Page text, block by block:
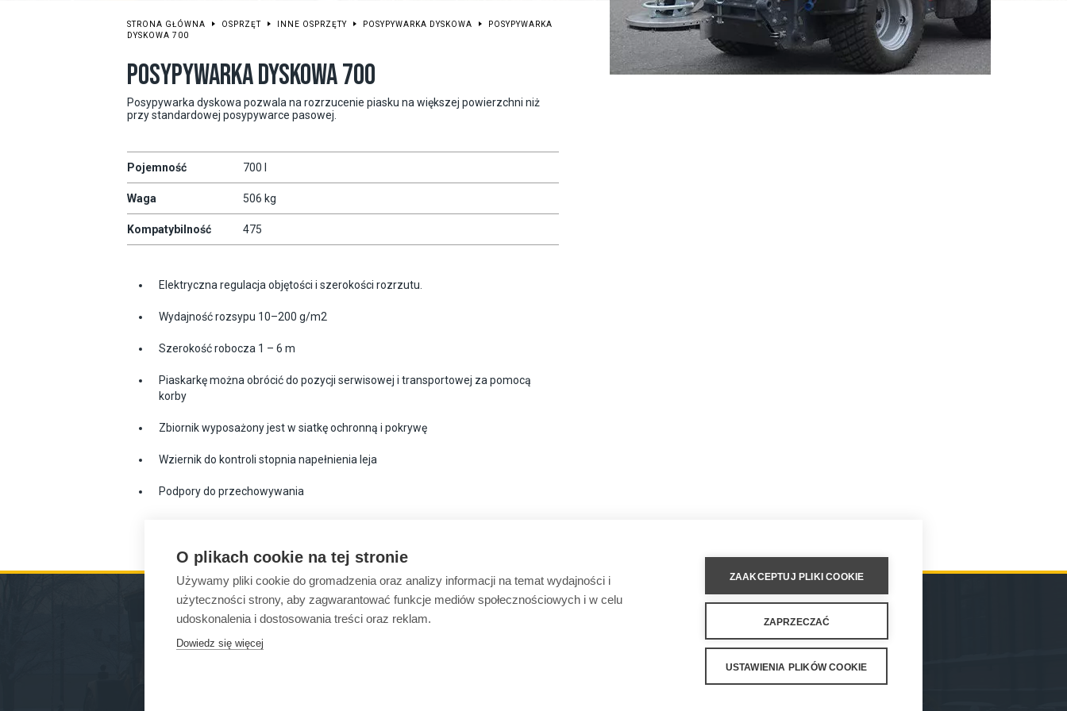
STRONA GŁÓWNA OSPRZĘT INNE OSPRZĘTY POSYPYWARKA DYSKOWA
POSYPYWARKA
DYSKOWA 700
POSYPYWARKA DYSKOWA 700
Posypywarka dyskowa pozwala na rozrzucenie piasku na większej powierzchni niż
przy standardowej posypywarce pasowej.
Pojemność 700 l
Waga 506 kg
Kompatybilność 475
Elektryczna regulacja objętości i szerokości rozrzutu.
Wydajność rozsypu 10–200 g/m2
Szerokość robocza 1 – 6 m
Piaskarkę można obrócić do pozycji serwisowej i transportowej za pomocą
korby
Zbiornik wyposażony jest w siatkę ochronną i pokrywę
Wziernik do kontroli stopnia napełnienia leja
Podpory do przechowywania
MASZYNYOSPRZĘT
O plikach cookie na tej stronie
Używamy pliki cookie do gromadzenia oraz analizy informacji na temat wydajności i
użyteczności strony, aby zagwarantować funkcje mediów społecznościowych i w celu
udoskonalenia i dostosowania treści oraz reklam.
Dowiedz się więcej
ZAAKCEPTUJ PLIKI COOKIE
ZAPRZECZAĆ
USTAWIENIA PLIKÓW COOKIE